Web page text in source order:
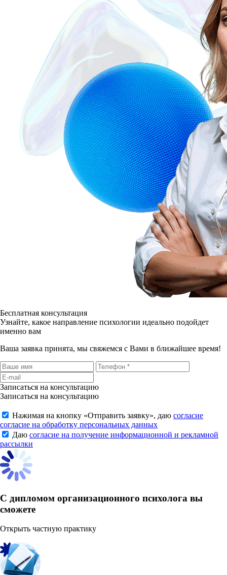
Бесплатная консультация
Узнайте, какое направление психологии идеально подойдет
именно вам
Ваша заявка принята, мы свяжемся с Вами в ближайшее время!
Записаться на консультацию
Записаться на консультацию
Нажимая на кнопку «Отправить заявку», даю согласие
согласие на обработку персональных данных
Даю согласие на получение информационной и рекламной
рассылки
С дипломом организационного психолога вы
сможете
Открыть частную практику